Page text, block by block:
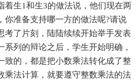
着生1和生3的做法说，他们现在两
你准备支持哪一方的做法呢?请说
考了片刻，陆陆续续开始举手发表
系列的辩论之后，学生开始明确，
致的，都是把小数乘法转化成了整
乘法计算，就要遵守整数乘法的法